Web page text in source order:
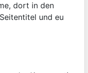
dort in den
und eu